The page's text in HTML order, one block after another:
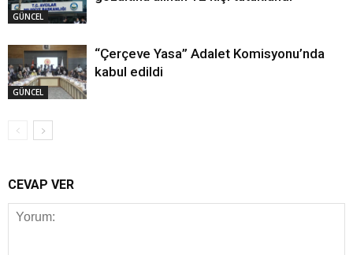
GÜNCEL
GÜNCEL
“Çerçeve Yasa” Adalet Komisyonu’nda
kabul edildi
CEVAP VER